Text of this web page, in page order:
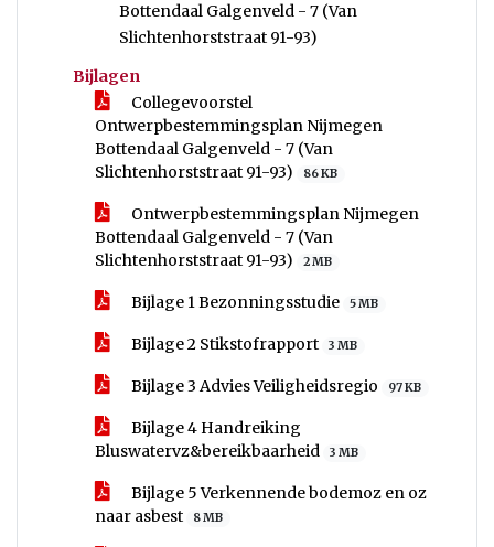
Bottendaal Galgenveld - 7 (Van
Slichtenhorststraat 91-93)
Bijlagen
Collegevoorstel
Ontwerpbestemmingsplan Nijmegen
Bottendaal Galgenveld - 7 (Van
Slichtenhorststraat 91-93)
86 KB
Ontwerpbestemmingsplan Nijmegen
Bottendaal Galgenveld - 7 (Van
Slichtenhorststraat 91-93)
2 MB
Bijlage 1 Bezonningsstudie 5 MB
Bijlage 2 Stikstofrapport 3 MB
Bijlage 3 Advies Veiligheidsregio 97 KB
Bijlage 4 Handreiking
Bluswatervz&bereikbaarheid
3 MB
Bijlage 5 Verkennende bodemoz en oz
naar asbest
8 MB